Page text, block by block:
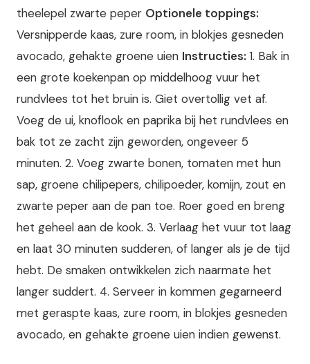
theelepel zwarte peper Optionele toppings:
Versnipperde kaas, zure room, in blokjes gesneden
avocado, gehakte groene uien Instructies: 1. Bak in
een grote koekenpan op middelhoog vuur het
rundvlees tot het bruin is. Giet overtollig vet af.
Voeg de ui, knoflook en paprika bij het rundvlees en
bak tot ze zacht zijn geworden, ongeveer 5
minuten. 2. Voeg zwarte bonen, tomaten met hun
sap, groene chilipepers, chilipoeder, komijn, zout en
zwarte peper aan de pan toe. Roer goed en breng
het geheel aan de kook. 3. Verlaag het vuur tot laag
en laat 30 minuten sudderen, of langer als je de tijd
hebt. De smaken ontwikkelen zich naarmate het
langer suddert. 4. Serveer in kommen gegarneerd
met geraspte kaas, zure room, in blokjes gesneden
avocado, en gehakte groene uien indien gewenst.